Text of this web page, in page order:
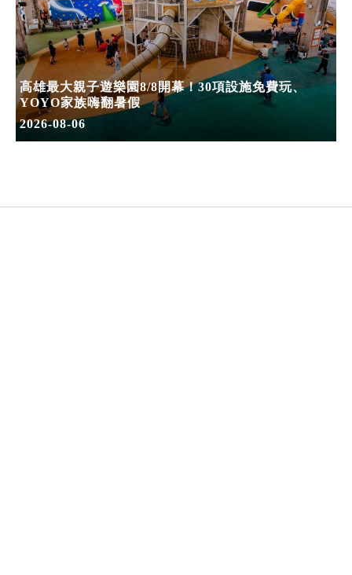
高雄最大親子遊樂園8/8開幕！30項設施免費玩、
YOYO家族嗨翻暑假
2026-08-06